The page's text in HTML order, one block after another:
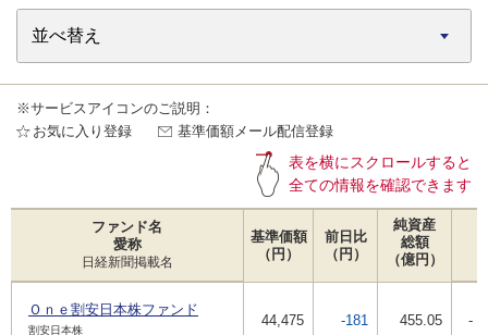
※サービスアイコンのご説明：
お気に入り登録
基準価額メール配信登録
表を横にスクロールすると
全ての情報を確認できます
ファンド名
愛称
日経新聞掲載名
基準価額
（円）
前日比
（円）
純資産
総額
（億円）
Ｏｎｅ割安日本株ファンド
割安日本株
44,475 -181 455.05 -